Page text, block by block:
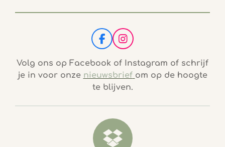
F
a
c
b
o
k
I
n
s
t
a
g
a
Volg ons op Facebook of Instagram of schrijf
je in voor onze nieuwsbrief om op de hoogte
te blijven.